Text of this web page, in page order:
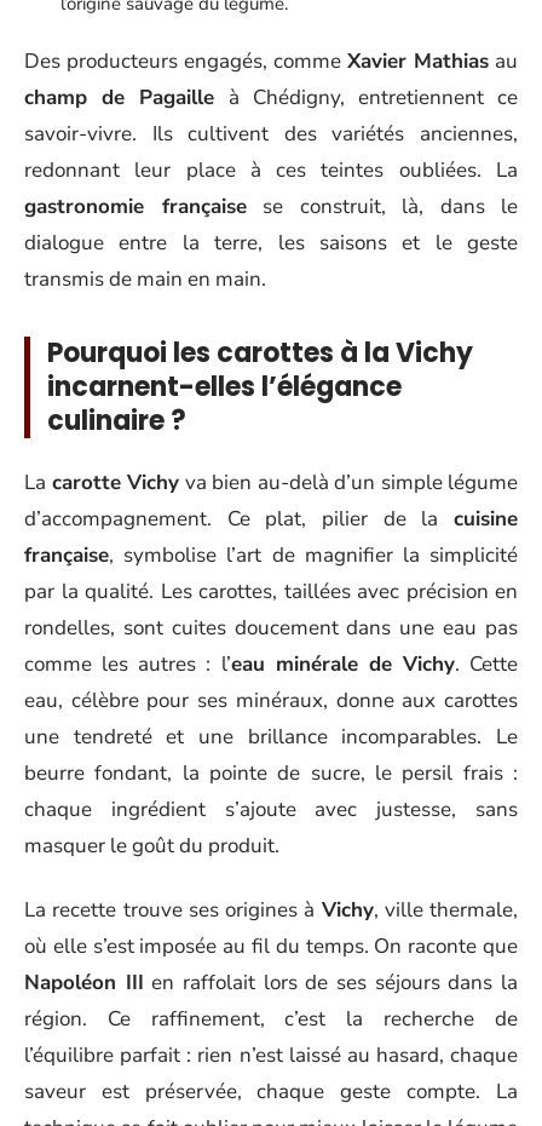
Des producteurs engagés, comme Xavier Mathias au
champ de Pagaille à Chédigny, entretiennent ce
savoir-vivre. Ils cultivent des variétés anciennes,
redonnant leur place à ces teintes oubliées. La
gastronomie françaisese construit, là, dans le
dialogue entre la terre, les saisons et le geste
transmis de main en main.
Pourquoi les carottes à la Vichy
incarnent-elles l’élégance
culinaire ?
La carotte Vichy va bien au-delà d’un simple légume
d’accompagnement. Ce plat, pilier de la cuisine
française, symbolise l’art de magnifier la simplicité
par la qualité. Les carottes, taillées avec précision en
rondelles, sont cuites doucement dans une eau pas
comme les autres : l’eau minérale de Vichy. Cette
eau, célèbre pour ses minéraux, donne aux carottes
une tendreté et une brillance incomparables. Le
beurre fondant, la pointe de sucre, le persil frais :
chaque ingrédient s’ajoute avec justesse, sans
masquer le goût du produit.
La recette trouve ses origines à Vichy, ville thermale,
où elle s’est imposée au fil du temps. On raconte que
Napoléon III en raffolait lors de ses séjours dans la
région. Ce raffinement, c’est la recherche de
l’équilibre parfait : rien n’est laissé au hasard, chaque
saveur est préservée, chaque geste compte. La